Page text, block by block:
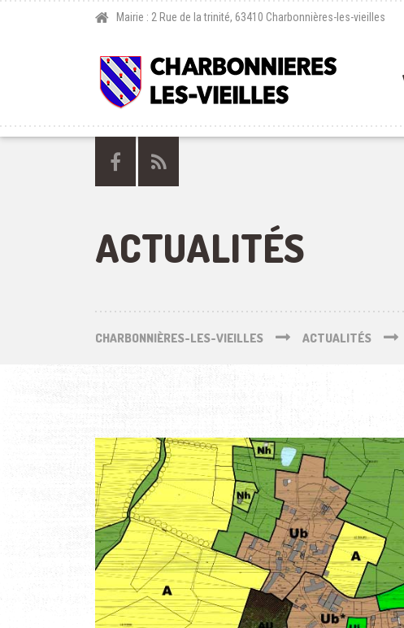
Mairie : 2 Rue de la trinité, 63410 Charbonnières-les-vieilles
ACTUALITÉS
CHARBONNIÈRES-LES-VIEILLES ACTUALITÉS